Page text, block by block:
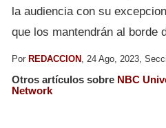
la audiencia con su
que los mantendrán al borde
Por REDACCION , 24 Ago, 2023,
Otros artículos sobre NBC
Network